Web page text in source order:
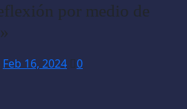
por medio de
Feb 16, 2024 0